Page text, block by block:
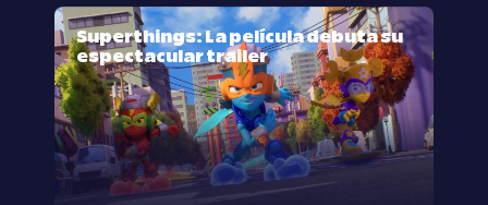
Superthings: La película debuta su
espectacular trailer